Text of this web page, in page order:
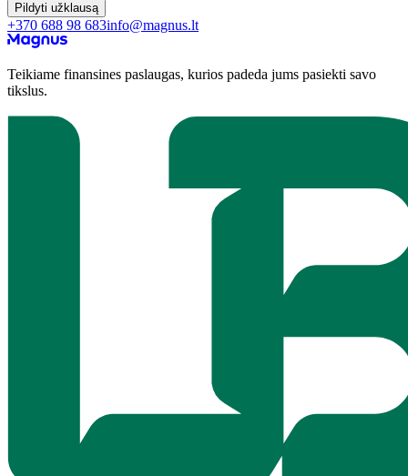
Pildyti užklausą
+370 688 98 683info@magnus.lt
Teikiame finansines paslaugas, kurios padeda jums pasiekti savo
tikslus.